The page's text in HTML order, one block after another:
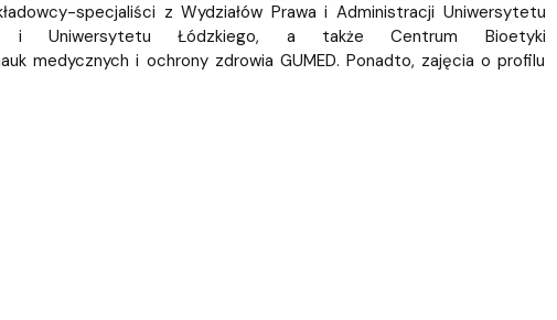
specjaliści z Wydziałów Prawa i Administracji Uniwersytetu
i Uniwersytetu Łódzkiego, a także Centrum Bioetyki
medycznych i ochrony zdrowia GUMED. Ponadto, zajęcia o profilu